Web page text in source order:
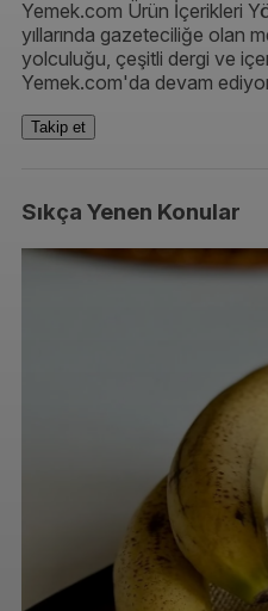
Yemek.com Ürün İçerikleri
yıllarında gazeteciliğe olan
yolculuğu, çeşitli dergi ve
Yemek.com'da devam
Takip et
Sıkça Yenen Konular